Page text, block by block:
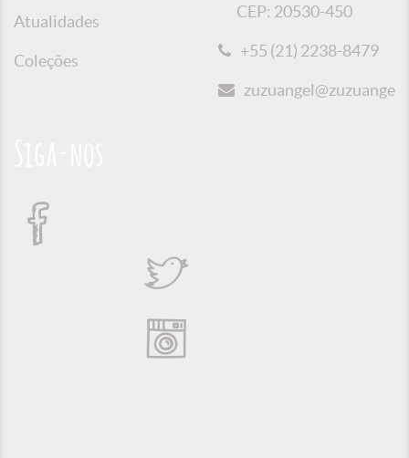
Atualidades
Coleções
CEP: 20530-450
+55 (21) 2238-8479